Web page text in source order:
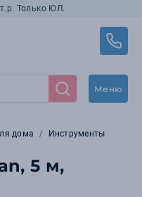
Только ЮЛ.
Меню
дома Инструменты
5 м,